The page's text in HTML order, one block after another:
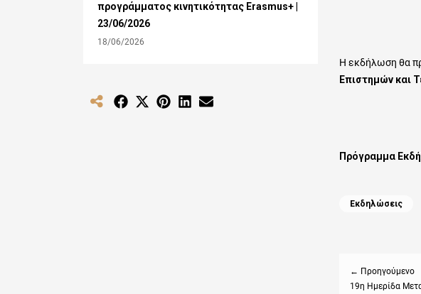
Η εκδήλωση θα
Επιστημών και
Πρόγραμμα
Categories
Εκδηλώσεις
← Προηγούμενο
Previous
19η Ημερίδα
προγράμματος κινητικότητας Erasmus+ |
23/06/2026
18/06/2026
Share Share Share Share